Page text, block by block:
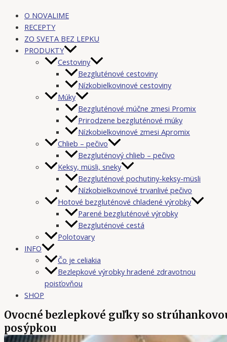
O NOVALIME
RECEPTY
ZO SVETA BEZ LEPKU
PRODUKTY
Cestoviny
Bezgluténové cestoviny
Nízkobielkovinové cestoviny
Múky
Bezgluténové múčne zmesi Promix
Prirodzene bezgluténové múky
Nízkobielkovinové zmesi Apromix
Chlieb – pečivo
Bezgluténový chlieb – pečivo
Keksy, müsli, sneky
Bezgluténové pochutiny-keksy-müsli
Nízkobielkovinové trvanlivé pečivo
Hotové bezgluténové chladené výrobky
Parené bezgluténové výrobky
Bezgluténové cestá
Polotovary
INFO
Čo je celiakia
Bezlepkové výrobky hradené zdravotnou
poisťovňou
SHOP
Ovocné bezlepkové guľky so
posýpkou